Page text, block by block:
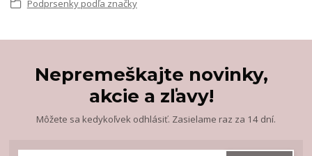
Podprsenky podľa značky
Nepremeškajte novinky,
akcie a zľavy!
Môžete sa kedykoľvek odhlásiť. Zasielame raz za 14 dní.